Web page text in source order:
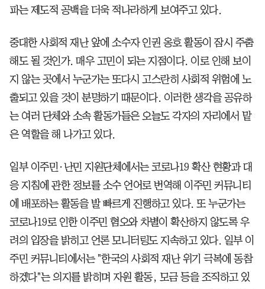
파는 제도적 공백을 더욱 적나라하게 보여주고 있다.
중대한 사회적 재난 앞에 소수자 인권 옹호 활동이 잠시 주춤
해도 될 것인가. 매우 고민이 되는 지점이다. 이로 인해 보이
지 않는 곳에서 누군가는 또다시 고스란히 사회적 위험에 노
출되고 있을 것이 분명하기 때문이다. 이러한 생각을 공유하
는 여러 단체와 소속 활동가들은 오늘도 각자의 자리에서 맡
은 역할을 해 나가고 있다.
일부 이주민·난민 지원단체에서는 코로나19 확산 현황과 대
응 지침에 관한 정보를 소수 언어로 번역해 이주민 커뮤니티
에 배포하는 활동을 발 빠르게 진행하고 있다. 또 누군가는
코로나19로 인한 이주민 혐오와 차별이 확산하지 않도록 우
려의 입장을 밝히고 언론 모니터링도 지속하고 있다. 일부 이
주민 커뮤니티에서는 "한국의 사회적 재난 위기 극복에 동참
하겠다"는 의지를 밝히며 자원 활동, 모금 등을 조직하고 있